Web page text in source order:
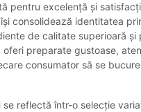
pentru excelență și
consolidează identitatea
de calitate superioară și
preparate gustoase,
consumator să se
se reflectă într-o selecție